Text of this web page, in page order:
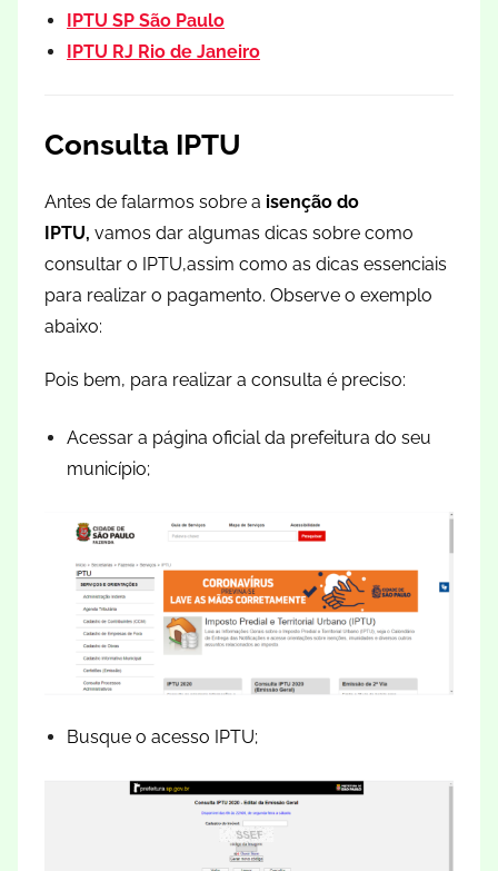
IPTU SP São Paulo
IPTU RJ Rio de Janeiro
Consulta IPTU
Antes de falarmos sobre a isenção do
IPTU, vamos dar algumas dicas sobre como
consultar o IPTU,assim como as dicas essenciais
para realizar o pagamento. Observe o exemplo
abaixo:
Pois bem, para realizar a consulta é preciso:
Acessar a página oficial da prefeitura do seu
município;
Busque o acesso IPTU;